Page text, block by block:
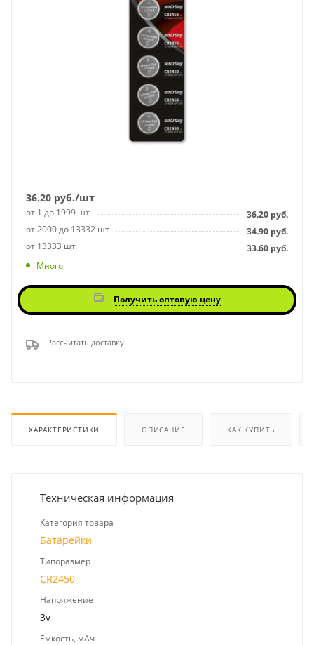
36.20 руб./шт
от 1 до 1999 шт 36.20 руб.
от 2000 до 13332 шт
34.90 руб.
от 13333 шт
33.60 руб.
Много
Получить оптовую цену
Рассчитать доставку
ХАРАКТЕРИСТИКИ ОПИСАНИЕ КАК КУПИТЬ
Техническая информация
Категория товара
Батарейки
Типоразмер
CR2450
Напряжение
3v
Емкость, мАч